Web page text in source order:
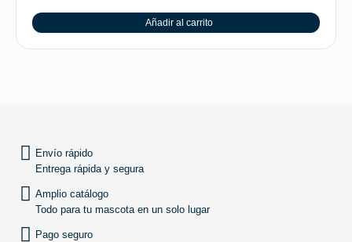
Añadir al carrito
Envío rápido
Entrega rápida y segura
Amplio catálogo
Todo para tu mascota en un solo lugar
Pago seguro